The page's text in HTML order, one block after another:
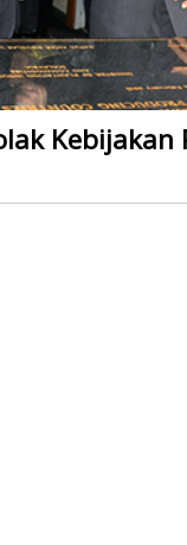
Kebijakan